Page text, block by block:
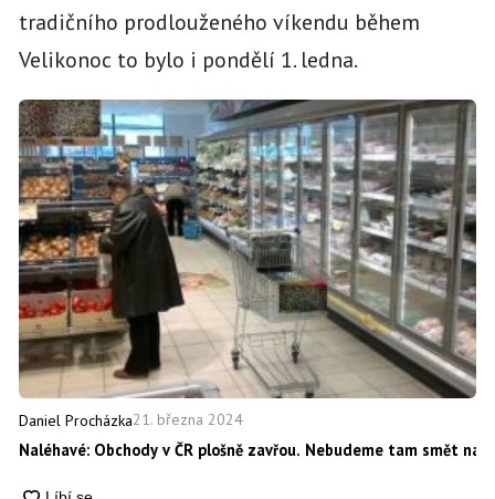
tradičního prodlouženého víkendu během
Velikonoc to bylo i pondělí 1. ledna.
Daniel Procházka21. března 2024
Naléhavé: Obchody v ČR plošně zavřou. Nebudeme tam smět